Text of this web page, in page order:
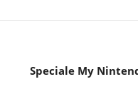
Speciale My